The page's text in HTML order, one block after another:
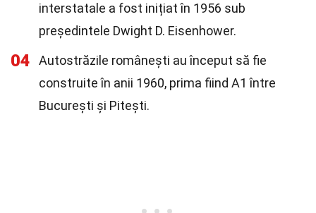
interstatale a fost inițiat în 1956 sub
președintele Dwight D. Eisenhower.
04
Autostrăzile românești au început să fie
construite în anii 1960, prima fiind A1 între
București și Pitești.